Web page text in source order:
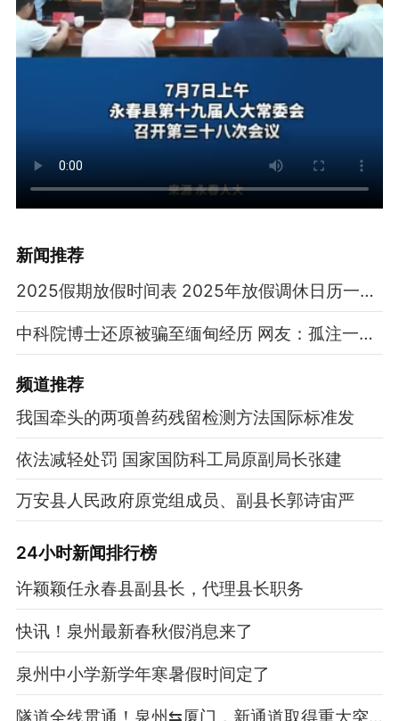
新闻推荐
2025假期放假时间表 2025年放假调休日历一览表
中科院博士还原被骗至缅甸经历 网友：孤注一掷现实版
频道推荐
我国牵头的两项兽药残留检测方法国际标准发
依法减轻处罚 国家国防科工局原副局长张建
万安县人民政府原党组成员、副县长郭诗宙严
24小时新闻排行榜
许颖颖任永春县副县长，代理县长职务
快讯！泉州最新春秋假消息来了
泉州中小学新学年寒暑假时间定了
隧道全线贯通！泉州⇆厦门，新通道取得重大突破